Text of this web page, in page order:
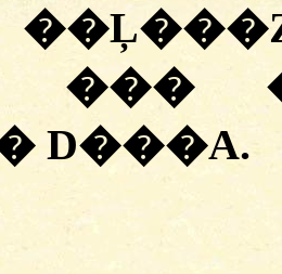
���
D���A.